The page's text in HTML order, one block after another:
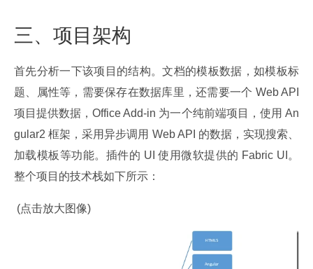
三、项目架构
首先分析一下该项目的结构。文档的模板数据，如模板标
题、属性等，需要保存在数据库里，还需要一个 Web API
项目提供数据，Office Add-in 为一个纯前端项目，使用 An
gular2 框架，采用异步调用 Web API 的数据，实现搜索、
加载模板等功能。插件的 UI 使用微软提供的 Fabric UI。
整个项目的技术栈如下所示：
(点击放大图像)